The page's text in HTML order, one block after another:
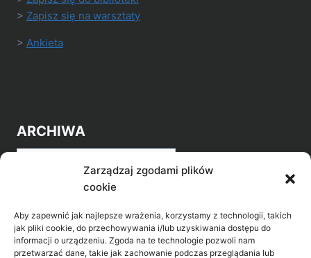
Zarządzaj zgodami plików
cookie
Aby zapewnić jak najlepsze wrażenia, korzystamy z technologii, takich
jak pliki cookie, do przechowywania i/lub uzyskiwania dostępu do
informacji o urządzeniu. Zgoda na te technologie pozwoli nam
przetwarzać dane, takie jak zachowanie podczas przeglądania lub
> Zapisz się na warsztaty
> Ankieta
ARCHIWA
Archiwa